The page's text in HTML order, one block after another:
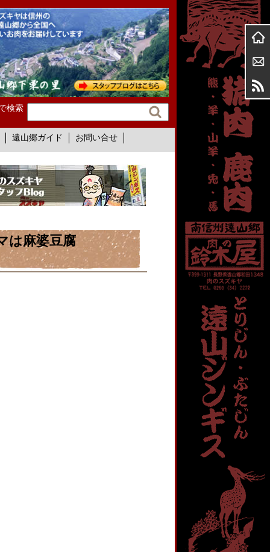
検索
遠山郷ガイド お問い合せ
は麻婆豆腐